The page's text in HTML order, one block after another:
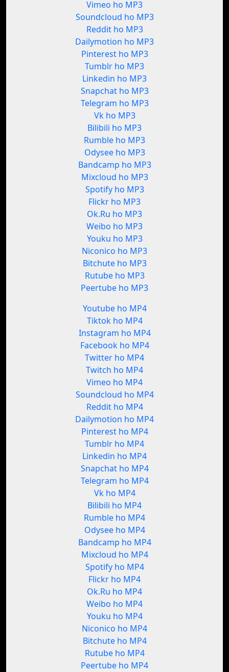
Vimeo ho MP3
Soundcloud ho MP3
Reddit ho MP3
Dailymotion ho MP3
Pinterest ho MP3
Tumblr ho MP3
Linkedin ho MP3
Snapchat ho MP3
Telegram ho MP3
Vk ho MP3
Bilibili ho MP3
Rumble ho MP3
Odysee ho MP3
Bandcamp ho MP3
Mixcloud ho MP3
Spotify ho MP3
Flickr ho MP3
Ok.Ru ho MP3
Weibo ho MP3
Youku ho MP3
Niconico ho MP3
Bitchute ho MP3
Rutube ho MP3
Peertube ho MP3
Youtube ho MP4
Tiktok ho MP4
Instagram ho MP4
Facebook ho MP4
Twitter ho MP4
Twitch ho MP4
Vimeo ho MP4
Soundcloud ho MP4
Reddit ho MP4
Dailymotion ho MP4
Pinterest ho MP4
Tumblr ho MP4
Linkedin ho MP4
Snapchat ho MP4
Telegram ho MP4
Vk ho MP4
Bilibili ho MP4
Rumble ho MP4
Odysee ho MP4
Bandcamp ho MP4
Mixcloud ho MP4
Spotify ho MP4
Flickr ho MP4
Ok.Ru ho MP4
Weibo ho MP4
Youku ho MP4
Niconico ho MP4
Bitchute ho MP4
Rutube ho MP4
Peertube ho MP4